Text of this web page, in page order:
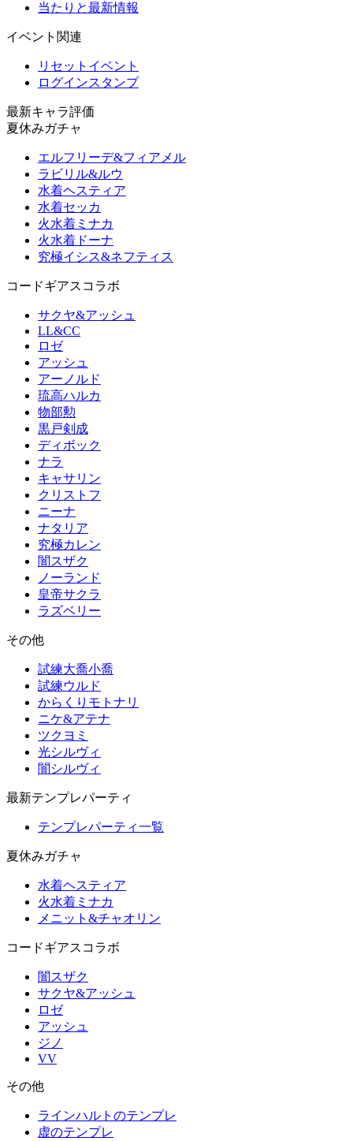
当たりと最新情報
イベント関連
リセットイベント
ログインスタンプ
最新キャラ評価
夏休みガチャ
エルフリーデ&フィアメル
ラビリル&ルウ
水着ヘスティア
水着セッカ
火水着ミナカ
火水着ドーナ
究極イシス&ネフティス
コードギアスコラボ
サクヤ&アッシュ
LL&CC
ロゼ
アッシュ
アーノルド
琉高ハルカ
物部勲
黒戸剣成
ディボック
ナラ
キャサリン
クリストフ
ニーナ
ナタリア
究極カレン
闇スザク
ノーランド
皇帝サクラ
ラズベリー
その他
試練大喬小喬
試練ウルド
からくりモトナリ
ニケ&アテナ
ツクヨミ
光シルヴィ
闇シルヴィ
最新テンプレパーティ
テンプレパーティ一覧
夏休みガチャ
水着ヘスティア
火水着ミナカ
メニット&チャオリン
コードギアスコラボ
闇スザク
サクヤ&アッシュ
ロゼ
アッシュ
ジノ
VV
その他
ラインハルトのテンプレ
虚のテンプレ